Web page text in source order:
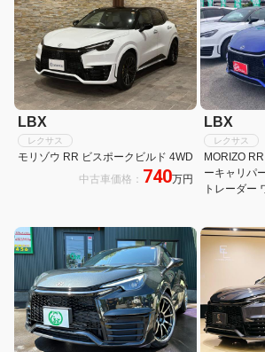
LBX
レクサス
モリゾウ RR ビスポークビルド 4WD
中古車価格： 740万円
LBX
レクサス
MORIZO
ーキャリパ
トレーダー
フルセグ
チアルミホ